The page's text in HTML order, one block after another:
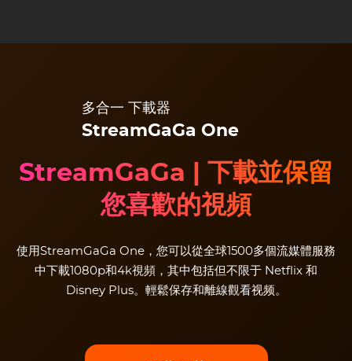
多合一 下載器
StreamGaGa One
StreamGaGa | 下載並保留
您喜歡的視頻
使用StreamGaGa One，您可以從全球1500多個流媒體服務
中下載1080p和4k視頻，其中包括但不限于 Netflix 和
Disney Plus。輕鬆保存和離線觀看视频。